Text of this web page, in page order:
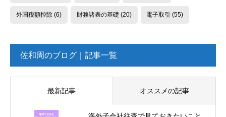
外国税額控除(6) 財務諸表の基礎 (20) 電子取引 (55)
佐和周のブログ｜記事一覧
最新記事 オススメの記事